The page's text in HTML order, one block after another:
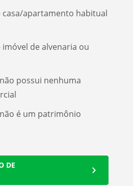
apartamento habitual
de alvenaria ou
possui nenhuma
é um patrimônio
DE